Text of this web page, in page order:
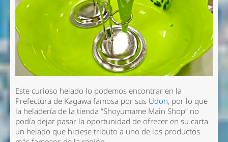
Este curioso helado lo podemos encontrar en la
Prefectura de Kagawa famosa por sus Udon, por lo que
la heladería de la tienda “Shoyumame Main Shop” no
podía dejar pasar la oportunidad de ofrecer en su carta
un helado que hiciese tributo a uno de los productos